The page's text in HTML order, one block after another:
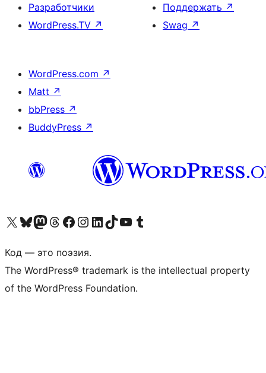
Разработчики
WordPress.TV ↗
Поддержать ↗
Swag ↗
WordPress.com ↗
Matt ↗
bbPress ↗
BuddyPress ↗
Посетите нас в X (ранее Twitter)
Посетите нашу учётную запись в Bluesky
Посетите нашу ленту в Mastodon
Посетите нашу учётную запись в Threads
Посетите нашу страницу на Facebook
Посетите наш Instagram
Посетите нашу страницу в LinkedIn
Посетите нашу учётную запись в TikTok
Посетите наш канал YouTube
Посетите нашу учётную запись в Tumblr
Код — это поэзия.
The WordPress® trademark is the intellectual property
of the WordPress Foundation.